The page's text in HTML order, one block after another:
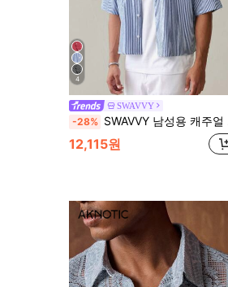
4
SWAVVY
-28% SWAVVY 남성용 캐주얼 스트라이프 프린트 루즈 핏 반팔 셔츠, 봄 및 여름
12,115원